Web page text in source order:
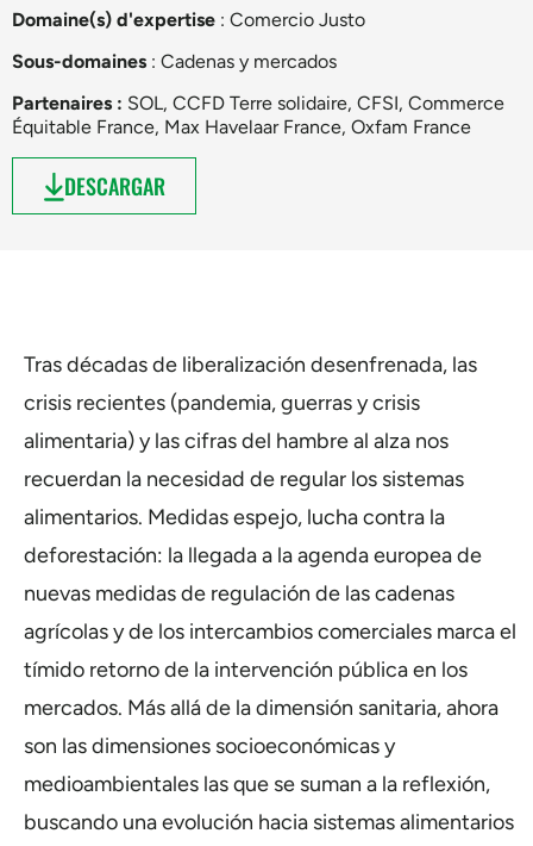
Domaine(s) d'expertise : Comercio Justo
Sous-domaines : Cadenas y mercados
Partenaires : SOL, CCFD Terre solidaire, CFSI, Commerce
Équitable France, Max Havelaar France, Oxfam France
DESCARGAR
Tras décadas de liberalización desenfrenada, las
crisis recientes (pandemia, guerras y crisis
alimentaria) y las cifras del hambre al alza nos
recuerdan la necesidad de regular los sistemas
alimentarios. Medidas espejo, lucha contra la
deforestación: la llegada a la agenda europea de
nuevas medidas de regulación de las cadenas
agrícolas y de los intercambios comerciales marca el
tímido retorno de la intervención pública en los
mercados. Más allá de la dimensión sanitaria, ahora
son las dimensiones socioeconómicas y
medioambientales las que se suman a la reflexión,
buscando una evolución hacia sistemas alimentarios